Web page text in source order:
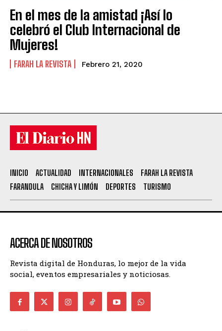
En el mes de la amistad ¡Así lo
celebró el Club Internacional de
Mujeres!
FARAH LA REVISTA Febrero 21, 2020
INICIO ACTUALIDAD INTERNACIONALES
FARAH LA REVISTA
FARANDULA
CHICHA Y LIMÓN DEPORTES TURISMO
ACERCA DE NOSOTROS
Revista digital de Honduras, lo mejor de la vida
social, eventos empresariales y noticiosas.